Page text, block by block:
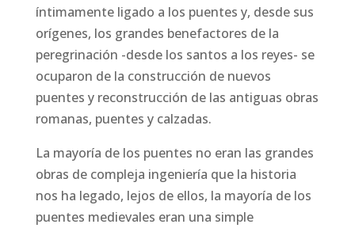
íntimamente ligado a los puentes y, desde sus
orígenes, los grandes benefactores de la
peregrinación -desde los santos a los reyes- se
ocuparon de la construcción de nuevos
puentes y reconstrucción de las antiguas obras
romanas, puentes y calzadas.
La mayoría de los puentes no eran las grandes
obras de compleja ingeniería que la historia
nos ha legado, lejos de ellos, la mayoría de los
puentes medievales eran una simple